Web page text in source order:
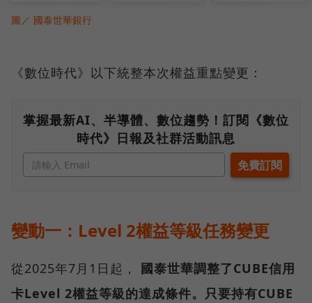
圖／ 國泰世華銀行
《數位時代》以下統整本次權益重點變更：
掌握最新AI、半導體、數位趨勢！訂閱《數位
時代》日報及社群活動訊息
變動一：Level 2權益等級任務變更
從2025年7月1日起， 國泰世華調整了CUBE信用
卡Level 2權益等級的達成條件。只要持有CUBE